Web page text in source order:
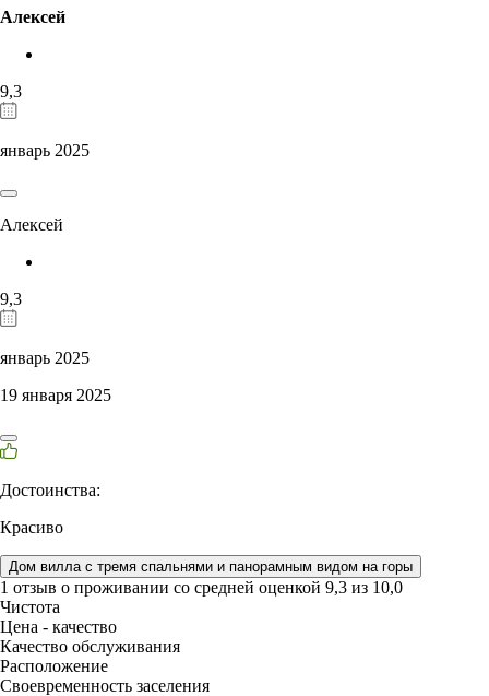
Алексей
9,3
январь 2025
Алексей
9,3
январь 2025
19 января 2025
Достоинства:
Красиво
Дом вилла с тремя спальнями и панорамным видом на горы
1 отзыв о проживании со средней оценкой 9,3 из 10,0
Чистота
Цена - качество
Качество обслуживания
Расположение
Своевременность заселения